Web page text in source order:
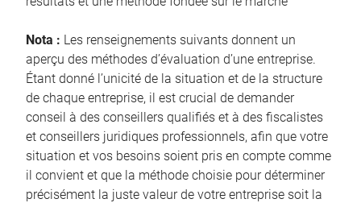
Nota : Les renseignements suivants donnent un
aperçu des méthodes d’évaluation d’une entreprise.
Étant donné l’unicité de la situation et de la structure
de chaque entreprise, il est crucial de demander
conseil à des conseillers qualifiés et à des fiscalistes
et conseillers juridiques professionnels, afin que votre
situation et vos besoins soient pris en compte comme
il convient et que la méthode choisie pour déterminer
précisément la juste valeur de votre entreprise soit la